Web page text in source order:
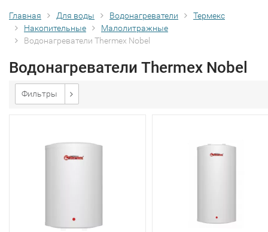
Главная Для воды Водонагреватели
Термекс
Накопительные
Малолитражные
Водонагреватели Thermex Nobel
Водонагреватели Thermex Nobel
Фильтры